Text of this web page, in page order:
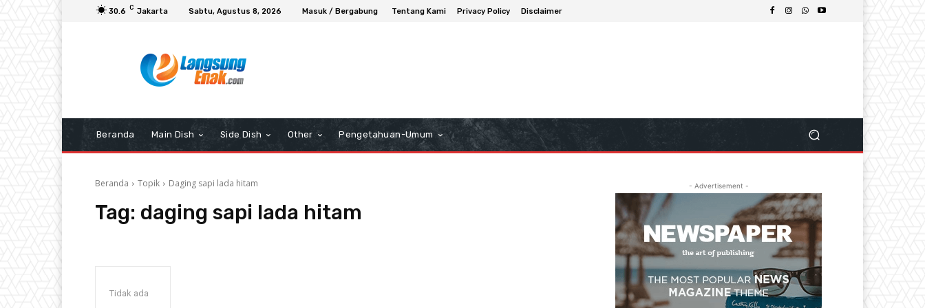
30.6 C Jakarta Sabtu, Agustus 8, 2026 Masuk / Bergabung Tentang Kami Privacy Policy Disclaimer
Beranda Main Dish Side Dish Other Pengetahuan-Umum
Beranda Topik Daging sapi lada hitam
Tag: daging sapi lada hitam
Tidak ada
- Advertisement -